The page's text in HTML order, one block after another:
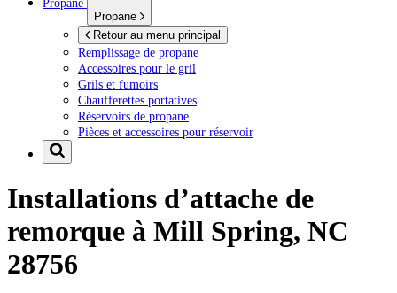
Propane
Retour au menu principal
Remplissage de propane
Accessoires pour le gril
Grils et fumoirs
Chaufferettes portatives
Réservoirs de propane
Pièces et accessoires pour réservoir
Installations d’attache de
remorque à Mill Spring, NC
28756